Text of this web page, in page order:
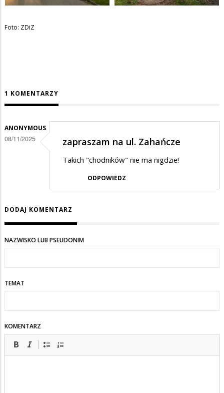
Foto: ZDiZ
1 KOMENTARZY
ANONYMOUS
08/11/2025 zapraszam na ul. Zahańcze
Takich "chodników" nie ma nigdzie!
ODPOWIEDZ
DODAJ KOMENTARZ
NAZWISKO LUB PSEUDONIM
TEMAT
KOMENTARZ